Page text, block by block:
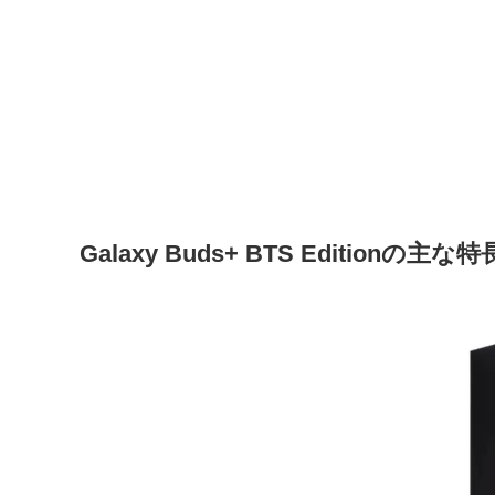
Galaxy Buds+ BTS Editionの主な特